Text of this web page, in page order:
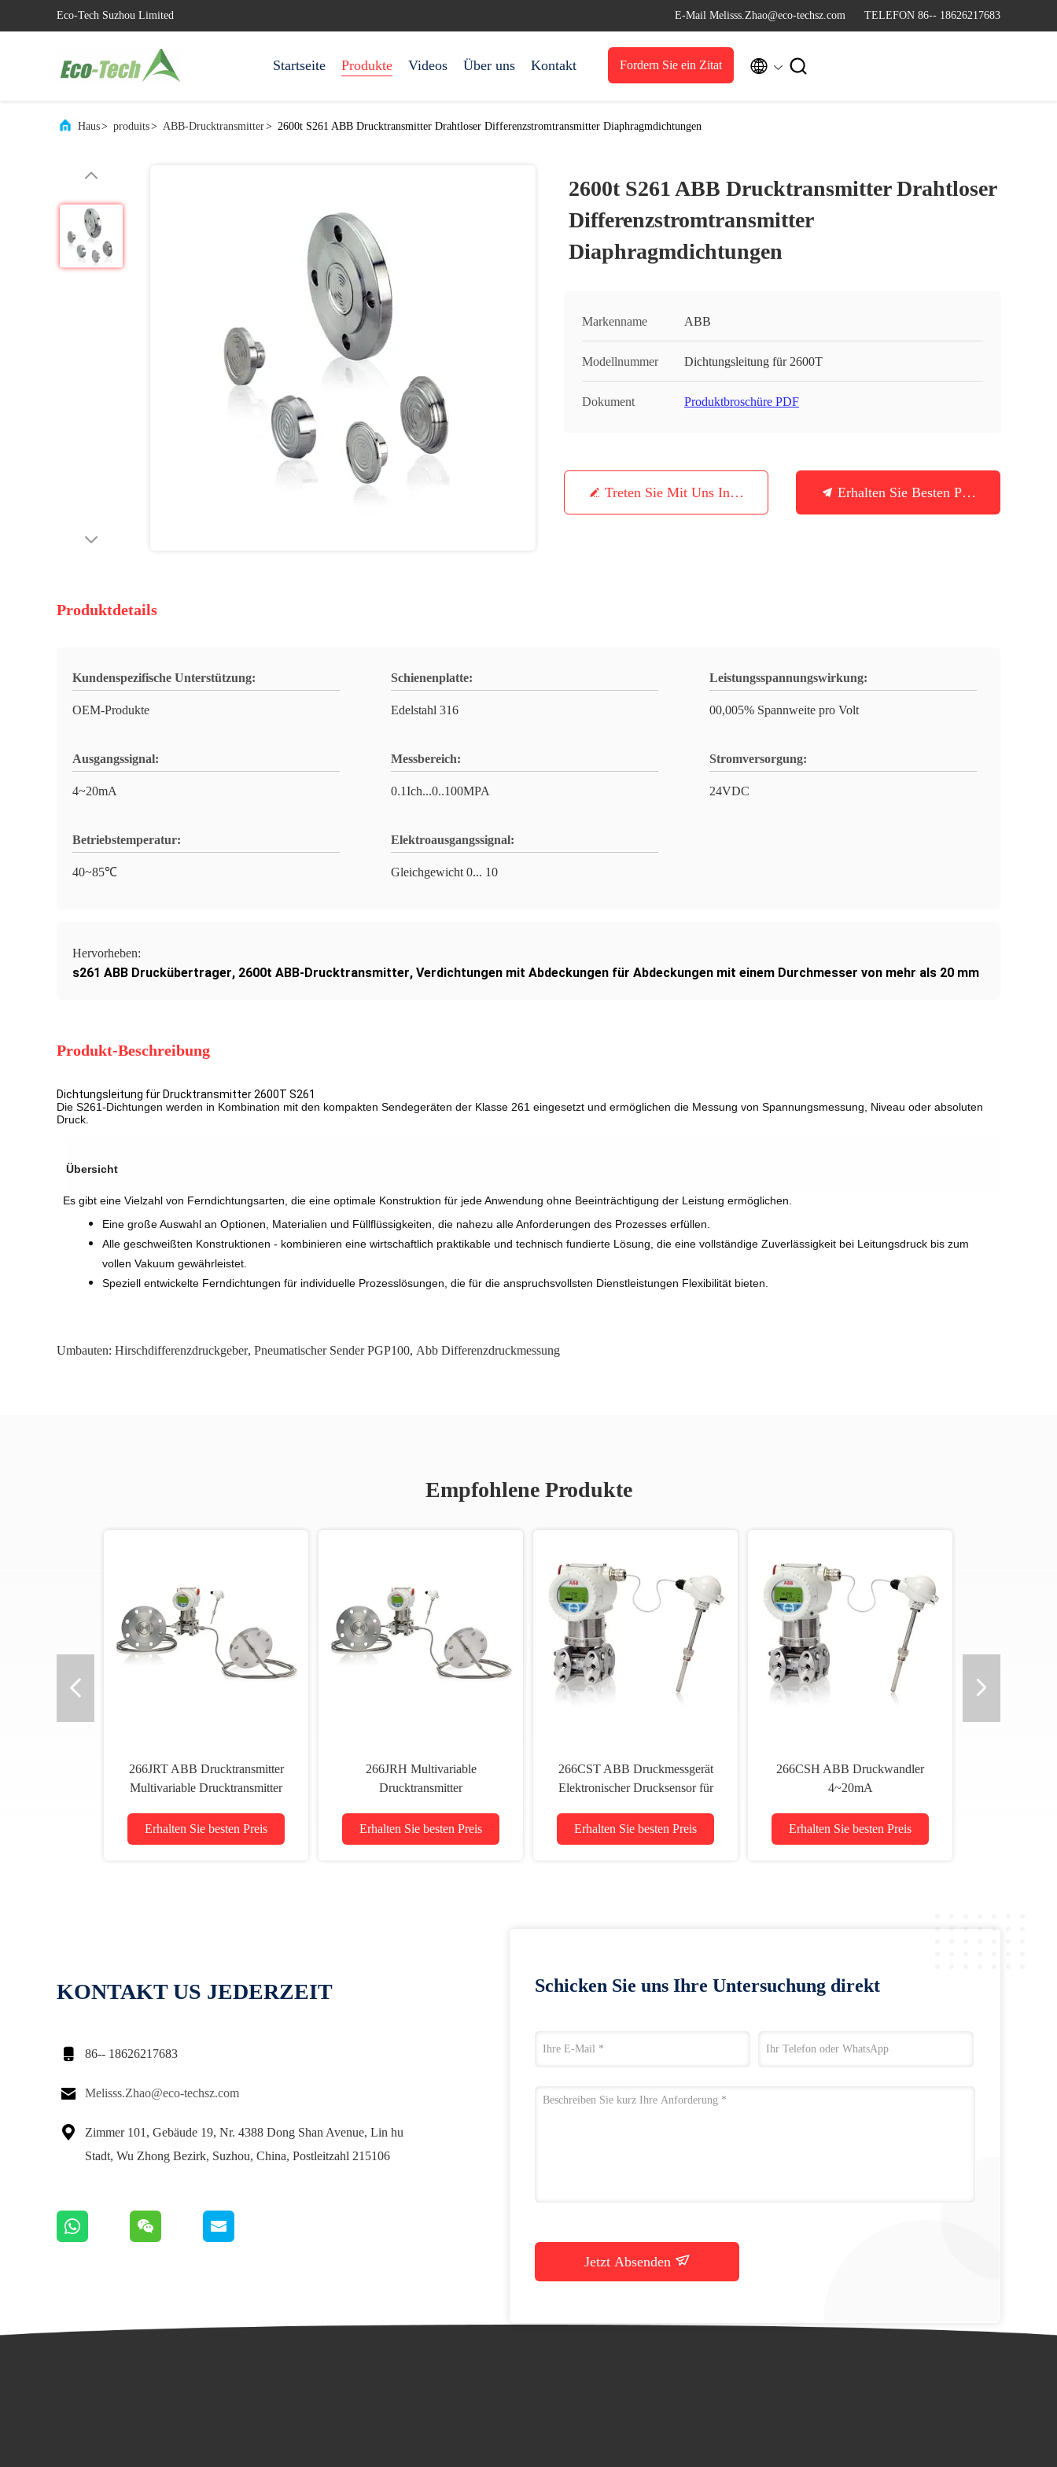
Eco-Tech Suzhou Limited E-Mail Melisss.Zhao@eco-techsz.com TELEFON 86-- 18626217683
Startseite Produkte Videos Über uns Kontakt Fordern Sie ein Zitat  
Haus> produits> ABB-Drucktransmitter> 2600t S261 ABB Drucktransmitter Drahtloser Differenzstromtransmitter Diaphragmdichtungen
2600t S261 ABB Drucktransmitter Drahtloser
Differenzstromtransmitter
Diaphragmdichtungen
Markenname ABB
Modellnummer Dichtungsleitung für 2600T
Dokument Produktbroschüre PDF
Treten Sie Mit Uns In Verbindung Erhalten Sie Besten Preis
Produktdetails
Kundenspezifische Unterstützung:
OEM-Produkte
Schienenplatte:
Edelstahl 316
Leistungsspannungswirkung:
00,005% Spannweite pro Volt
Ausgangssignal:
4~20mA
Messbereich:
0.1Ich...0..100MPA
Stromversorgung:
24VDC
Betriebstemperatur:
40~85℃
Elektroausgangssignal:
Gleichgewicht 0... 10
Hervorheben:
s261 ABB Druckübertrager, 2600t ABB-Drucktransmitter, Verdichtungen mit Abdeckungen für Abdeckungen mit einem Durchmesser von mehr als 20 mm
Produkt-Beschreibung
Dichtungsleitung für Drucktransmitter 2600T S261
Die S261-Dichtungen werden in Kombination mit den kompakten Sendegeräten der Klasse 261 eingesetzt und ermöglichen die Messung von Spannungsmessung, Niveau oder absoluten
Druck.
Übersicht
Es gibt eine Vielzahl von Ferndichtungsarten, die eine optimale Konstruktion für jede Anwendung ohne Beeinträchtigung der Leistung ermöglichen.
Eine große Auswahl an Optionen, Materialien und Füllflüssigkeiten, die nahezu alle Anforderungen des Prozesses erfüllen.
Alle geschweißten Konstruktionen - kombinieren eine wirtschaftlich praktikable und technisch fundierte Lösung, die eine vollständige Zuverlässigkeit bei Leitungsdruck bis zum
vollen Vakuum gewährleistet.
Speziell entwickelte Ferndichtungen für individuelle Prozesslösungen, die für die anspruchsvollsten Dienstleistungen Flexibilität bieten.
Umbauten: Hirschdifferenzdruckgeber, Pneumatischer Sender PGP100, Abb Differenzdruckmessung
Empfohlene Produkte
266JRT ABB Drucktransmitter
Multivariable Drucktransmitter
Erhalten Sie besten Preis
266JRH Multivariable
Drucktransmitter
digitale Drucksensor
Erhalten Sie besten Preis
266CST ABB Druckmessgerät
Elektronischer Drucksensor für
Erhalten Sie besten Preis
266CSH ABB Druckwandler
4~20mA
Erhalten Sie besten Preis
KONTAKT US JEDERZEIT
 86-- 18626217683
 Melisss.Zhao@eco-techsz.com

Zimmer 101, Gebäude 19, Nr. 4388 Dong Shan Avenue, Lin hu
Stadt, Wu Zhong Bezirk, Suzhou, China, Postleitzahl 215106
Schicken Sie uns Ihre Untersuchung direkt
Jetzt Absenden